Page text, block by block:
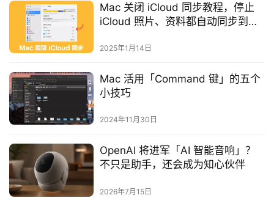
Mac 关闭 iCloud 同步教程，停止
iCloud 照片、资料都自动同步到
2025年1月14日
Mac 活用「Command 键」的五个
小技巧
2024年11月30日
OpenAI 将进军「AI 智能音响」？
不只是助手，还会成为知心伙伴
2026年7月15日